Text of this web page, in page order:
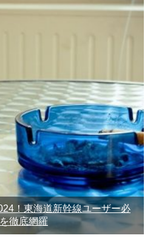
！東海道新幹線ユーザー必
徹底網羅